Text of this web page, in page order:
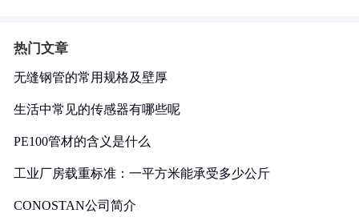
热门文章
无缝钢管的常用规格及壁厚
生活中常见的传感器有哪些呢
PE100管材的含义是什么
工业厂房载重标准：一平方米能承受多少公斤
CONOSTAN公司简介